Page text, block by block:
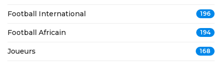
Football International 196
Football Africain 194
Joueurs 168